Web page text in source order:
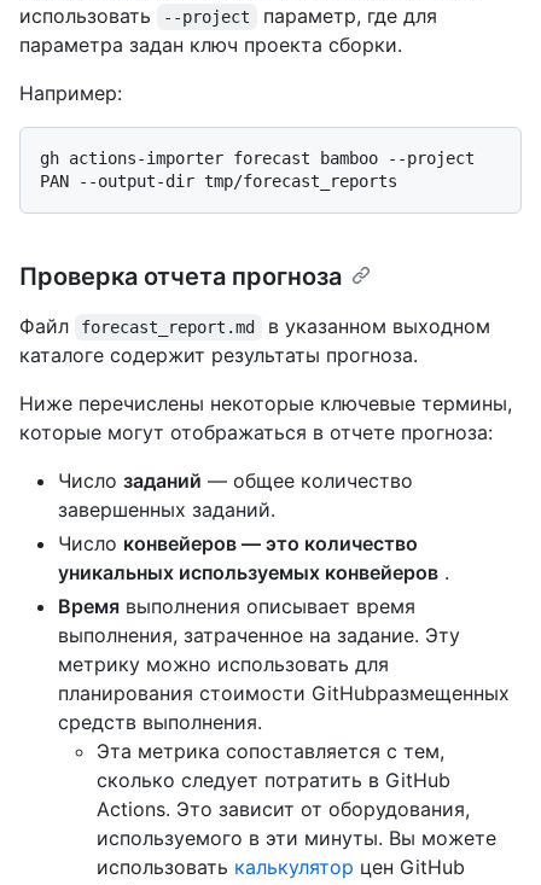
использовать
--project
параметр, где для
параметра задан ключ проекта сборки.
Например:
gh actions-importer forecast bamboo --project
Проверка отчета прогноза
Файл forecast_report.md
в указанном выходном
каталоге содержит результаты прогноза.
Ниже перечислены некоторые ключевые термины,
которые могут отображаться в отчете прогноза:
Число заданий — общее количество
завершенных заданий.
Число конвейеров — это количество
уникальных используемых конвейеров .
Время выполнения описывает время
выполнения, затраченное на задание. Эту
метрику можно использовать для
планирования стоимости GitHubразмещенных
средств выполнения.
Эта метрика сопоставляется с тем,
сколько следует потратить в GitHub
Actions. Это зависит от оборудования,
используемого в эти минуты. Вы можете
использовать калькулятор цен GitHub